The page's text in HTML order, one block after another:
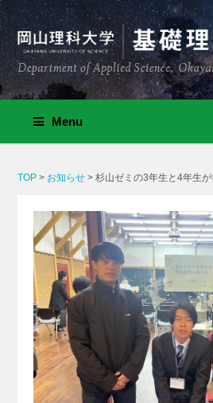
Menu
TOP > お知らせ >杉山ゼミの3年生と4年生